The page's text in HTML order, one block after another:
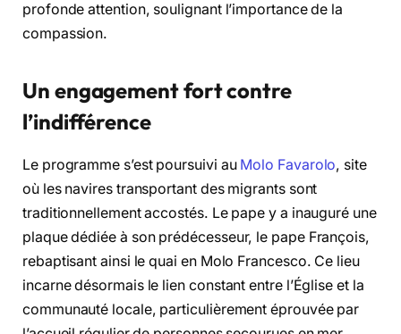
profonde attention, soulignant l’importance de la
compassion.
Un engagement fort contre
l’indifférence
Le programme s’est poursuivi au Molo Favarolo, site
où les navires transportant des migrants sont
traditionnellement accostés. Le pape y a inauguré une
plaque dédiée à son prédécesseur, le pape François,
rebaptisant ainsi le quai en Molo Francesco. Ce lieu
incarne désormais le lien constant entre l’Église et la
communauté locale, particulièrement éprouvée par